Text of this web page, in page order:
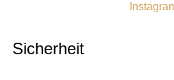
Sicherheit